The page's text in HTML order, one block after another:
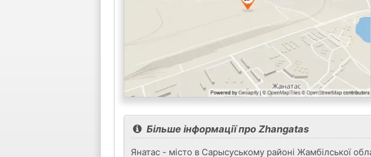
Більше інформації про Zhangatas
Янатас - місто в Сарысуському районі Жамбілської